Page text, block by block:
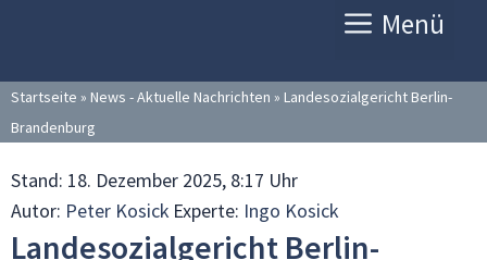
Menü
Startseite » News - Aktuelle Nachrichten » Landesozialgericht Berlin-
Brandenburg
Stand: 18. Dezember 2025, 8:17 Uhr
Autor: Peter Kosick Experte: Ingo Kosick
Landesozialgericht Berlin-